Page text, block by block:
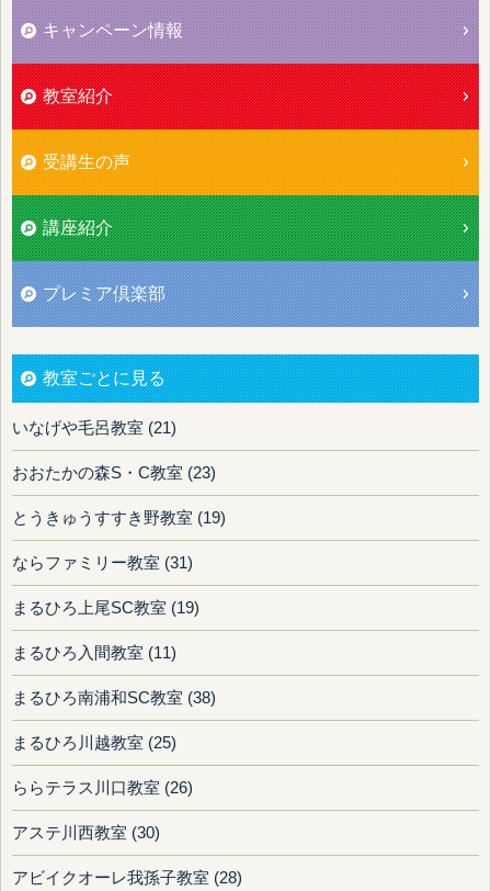
キャンペーン情報
教室紹介
受講生の声
講座紹介
プレミア倶楽部
教室ごとに見る
いなげや毛呂教室 (21)
おおたかの森S・C教室 (23)
とうきゅうすすき野教室 (19)
ならファミリー教室 (31)
まるひろ上尾SC教室 (19)
まるひろ入間教室 (11)
まるひろ南浦和SC教室 (38)
まるひろ川越教室 (25)
ららテラス川口教室 (26)
アステ川西教室 (30)
アビイクオーレ我孫子教室 (28)